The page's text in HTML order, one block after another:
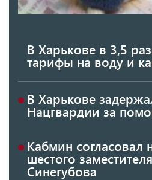
В Харькове в 3,5
тарифы на воду и
В Харькове
Нацгвардии за
Кабмин согласовал
шестого
Синегубова